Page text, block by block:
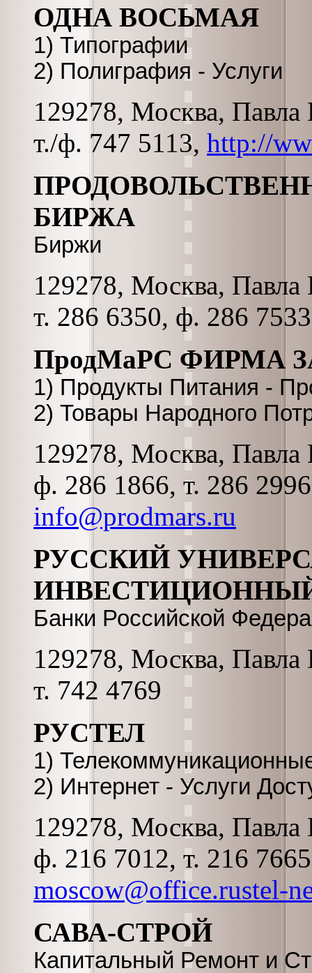
ОДНА ВОСЬМАЯ
1) Типографии
2) Полиграфия - Услуги
129278, Москва, Павла
т./ф. 747 5113, http://
БИРЖА
Биржи
129278, Москва, Павла
т. 286 6350, ф. 286
ПродМаРС ФИРМА
1) Продукты Питания -
2) Товары Народного
129278, Москва, Павла
ф. 286 1866, т. 286
info@prodmars.ru
РУССКИЙ
Банки Российской
129278, Москва, Павла
т. 742 4769
РУСТЕЛ
1)
2) Интернет - Услуги
129278, Москва, Павла
ф. 216 7012, т. 216
moscow@office.rustel-
САВА-СТРОЙ
Капитальный Ремонт и